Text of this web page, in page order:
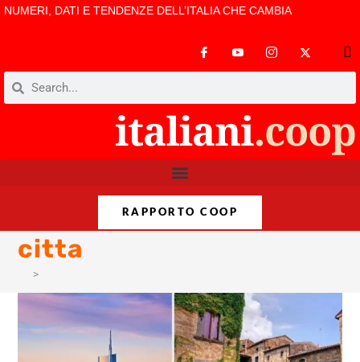
NUMERI, DATI E TENDENZE DELL’ITALIA CHE CAMBIA
RAPPORTO COOP
citta
>